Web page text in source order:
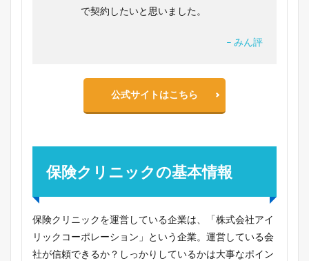
で契約したいと思いました。
– みん評
公式サイトはこちら
保険クリニックの基本情報
保険クリニックを運営している企業は、「株式会社アイ
リックコーポレーション」という企業。運営している会
社が信頼できるか？しっかりしているかは大事なポイン